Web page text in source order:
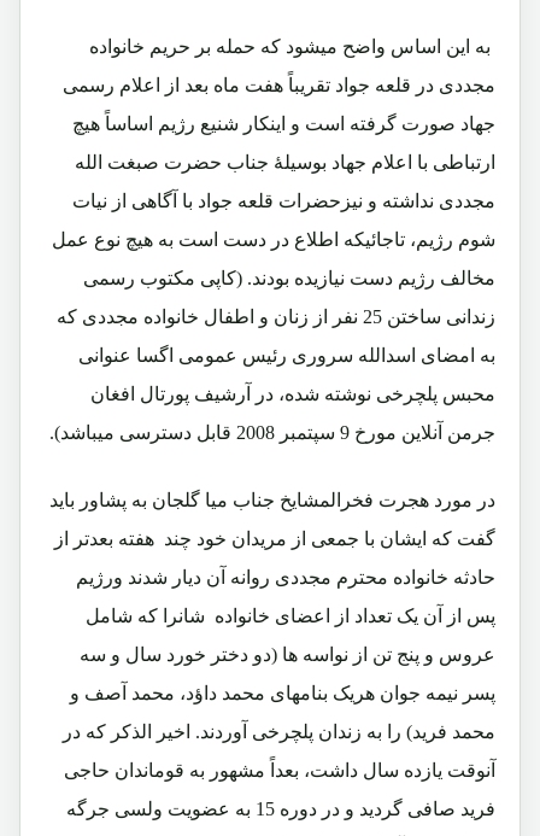
به این اساس واضح میشود که حمله بر حریم خانواده
مجددی در قلعه جواد تقریباً هفت ماه بعد از اعلام رسمی
جهاد صورت گرفته است و اینکار شنیع رژیم اساساً هیچ
ارتباطی با اعلام جهاد بوسیلۀ جناب حضرت صبغت الله
مجددی نداشته و نیزحضرات قلعه جواد با آگاهی از نیات
شوم رژیم، تاجائیکه اطلاع در دست است به هیچ نوع عمل
مخالف رژیم دست نیازیده بودند. (کاپی مکتوب رسمی
زندانی ساختن 25 نفر از زنان و اطفال خانواده مجددی که
به امضای اسدالله سروری رئیس عمومی اگسا عنوانی
محبس پلچرخی نوشته شده، در آرشیف پورتال افغان
جرمن آنلاین مورخ 9 سپتمبر 2008 قابل دسترسی میباشد).
در مورد هجرت فخرالمشایخ جناب میا گلجان به پشاور باید
گفت که ایشان با جمعی از مریدان خود چند هفته بعدتر از
حادثه خانواده محترم مجددی روانه آن دیار شدند ورژیم
پس از آن یک تعداد از اعضای خانواده شانرا که شامل
عروس و پنج تن از نواسه ها (دو دختر خورد سال و سه
پسر نیمه جوان هریک بنامهای محمد داؤد، محمد آصف و
محمد فرید) را به زندان پلچرخی آوردند. اخیر الذکر که در
آنوقت یازده سال داشت، بعداً مشهور به قوماندان حاجی
فرید صافی گردید و در دوره 15 به عضویت ولسی جرگه